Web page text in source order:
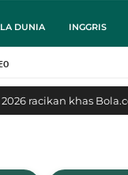
DUNIA INGGRIS
racikan khas